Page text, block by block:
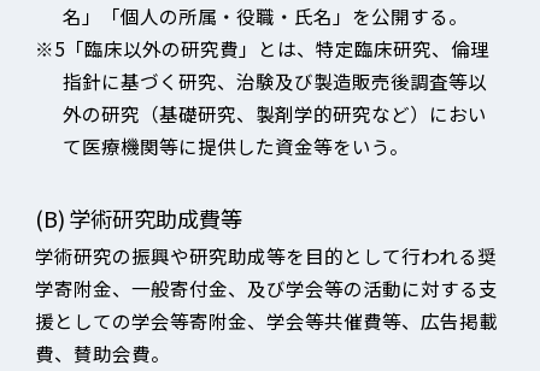
名」「個人の所属・役職・氏名」を公開する。
※5「臨床以外の研究費」とは、特定臨床研究、倫理
指針に基づく研究、治験及び製造販売後調査等以
外の研究（基礎研究、製剤学的研究など）におい
て医療機関等に提供した資金等をいう。
(B)学術研究助成費等
学術研究の振興や研究助成等を目的として行われる奨
学寄附金、一般寄付金、及び学会等の活動に対する支
援としての学会等寄附金、学会等共催費等、広告掲載
費、賛助会費。